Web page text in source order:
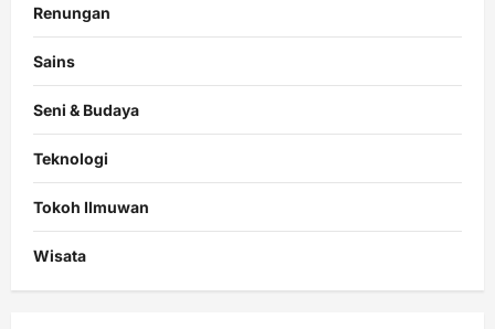
Renungan
Sains
Seni & Budaya
Teknologi
Tokoh Ilmuwan
Wisata